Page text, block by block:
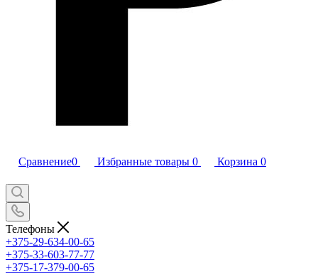
Сравнение0 Избранные товары 0 Корзина 0
Телефоны
+375-29-634-00-65
+375-33-603-77-77
+375-17-379-00-65